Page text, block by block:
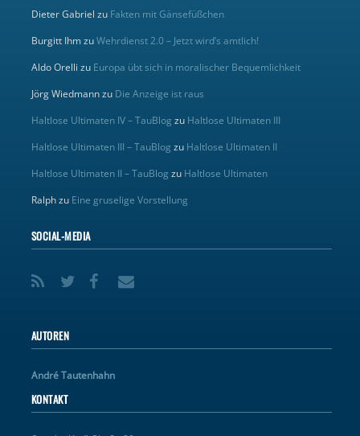
Dieter Gabriel zu Fakten mit Gänsefüßchen
Burgitt IhmzuWehrdienst 2.0 – Jetzt wird’s amtlich!
Aldo Orelli zu Europa übt sich in moralischer Bequemlichkeit
Jörg Wiedmannzu Die Anzeige ist raus
Haltlose Ultimaten IV – TauBlog zu Haltlose Ultimaten III
Haltlose Ultimaten III – TauBlog zu Haltlose Ultimaten II
Haltlose Ultimaten II – TauBlog zu Haltlose Ultimaten
Ralphzu Eine gruselige Vorstellung
SOCIAL-MEDIA
AUTOREN
André Tautenhahn
KONTAKT